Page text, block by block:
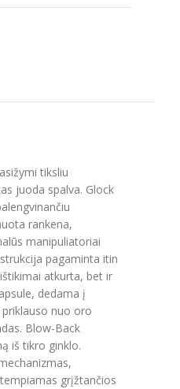
tiksliu
juoda spalva. Glock
rankena,
manipuliatoriai
pagaminta itin
atkurta, bet ir
dedama į
nuo oro
Blow-Back
iš tikro ginklo.
grįžtančios